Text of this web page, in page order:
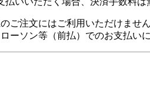
ご注文にはご利用いただけません
ーソン等（前払）でのお支払い